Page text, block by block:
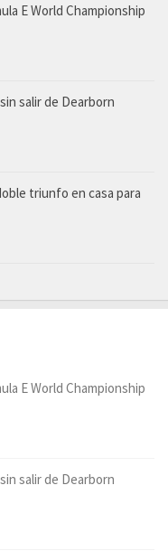
E World Championship
salir de Dearborn
triunfo en casa para
E World Championship
salir de Dearborn